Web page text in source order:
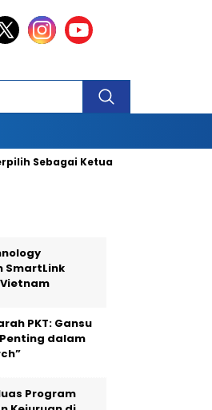
Ketua Umum
SmartLink
PKT: Gansu
dalam
Program